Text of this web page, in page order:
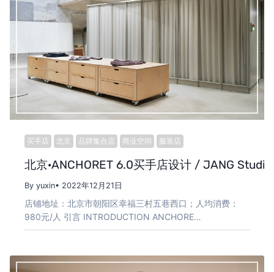
买手店 北京 品牌集合店 商业空间 服装店
北京·ANCHORET 6.0买手店设计 / JANG Studio
By yuxin• 2022年12月21日
店铺地址：北京市朝阳区幸福三村五巷西口；人均消费：
980元/人 引言 INTRODUCTION ANCHORE…